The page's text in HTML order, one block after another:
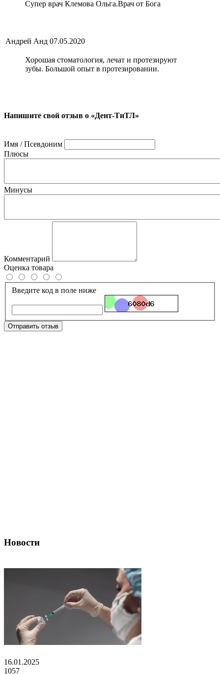
Супер врач Клемова Ольга.Врач от Бога
Андрей Анд 07.05.2020
Хорошая стоматология, лечат и протезируют
зубы. Большой опыт в протезировании.
Напишите свой отзыв о «Дент-ТиТЛ»
Имя / Псевдоним
Плюсы
Минусы
Комментарий
Оценка товара
Введите код в поле ниже
Отправить отзыв
Новости
16.01.2025
1057